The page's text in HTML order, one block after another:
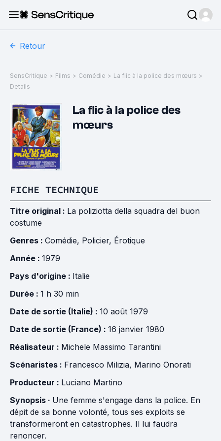
Retour
SensCritique > Films > Comédie > La flic à la police des mœurs >
Details
La flic à la police des
mœurs
FICHE TECHNIQUE
Titre original : La poliziotta della squadra del buon
costume
Genres : Comédie, Policier, Érotique
Année : 1979
Pays d'origine : Italie
Durée : 1 h 30 min
Date de sortie (Italie) : 10 août 1979
Date de sortie (France) : 16 janvier 1980
Réalisateur : Michele Massimo Tarantini
Scénaristes : Francesco Milizia, Marino Onorati
Producteur : Luciano Martino
Synopsis · Une femme s'engage dans la police. En
dépit de sa bonne volonté, tous ses exploits se
transformeront en catastrophes. Il lui faudra
renoncer.